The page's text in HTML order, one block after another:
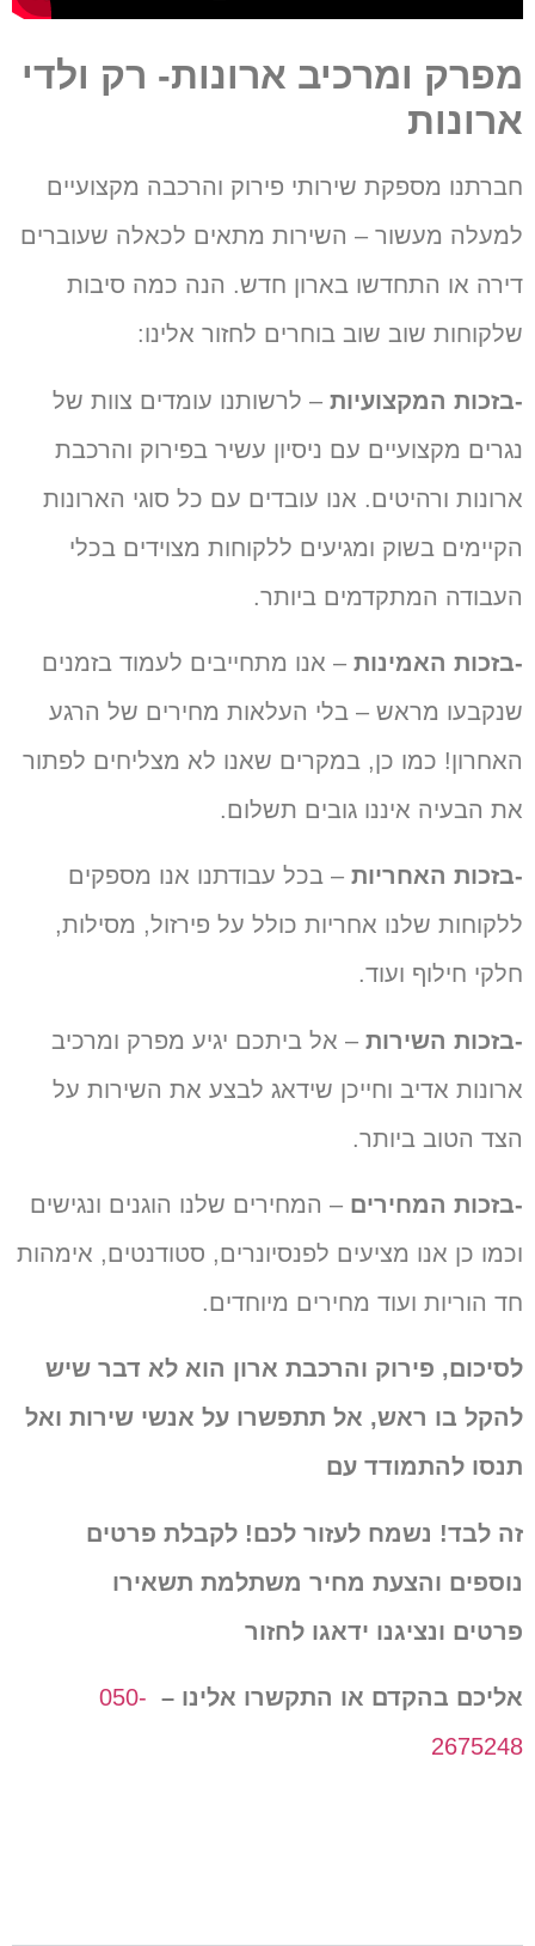
מפרק ומרכיב ארונות- רק ולדי
ארונות
חברתנו מספקת שירותי פירוק והרכבה מקצועיים
למעלה מעשור – השירות מתאים לכאלה שעוברים
דירה או התחדשו בארון חדש. הנה כמה סיבות
שלקוחות שוב שוב בוחרים לחזור אלינו:
-בזכות המקצועיות – לרשותנו עומדים צוות של
נגרים מקצועיים עם ניסיון עשיר בפירוק והרכבת
ארונות ורהיטים. אנו עובדים עם כל סוגי הארונות
הקיימים בשוק ומגיעים ללקוחות מצוידים בכלי
העבודה המתקדמים ביותר.
-בזכות האמינות – אנו מתחייבים לעמוד בזמנים
שנקבעו מראש – בלי העלאות מחירים של הרגע
האחרון! כמו כן, במקרים שאנו לא מצליחים לפתור
את הבעיה איננו גובים תשלום.
-בזכות האחריות – בכל עבודתנו אנו מספקים
ללקוחות שלנו אחריות כולל על פירזול, מסילות,
חלקי חילוף ועוד.
-בזכות השירות – אל ביתכם יגיע מפרק ומרכיב
ארונות אדיב וחייכן שידאג לבצע את השירות על
הצד הטוב ביותר.
-בזכות המחירים – המחירים שלנו הוגנים ונגישים
וכמו כן אנו מציעים לפנסיונרים, סטודנטים, אימהות
חד הוריות ועוד מחירים מיוחדים.
לסיכום, פירוק והרכבת ארון הוא לא דבר שיש
להקל בו ראש, אל תתפשרו על אנשי שירות ואל
תנסו להתמודד עם
זה לבד! נשמח לעזור לכם! לקבלת פרטים
נוספים והצעת מחיר משתלמת תשאירו
פרטים ונציגנו ידאגו לחזור
אליכם בהקדם או התקשרו אלינו – 050-
2675248